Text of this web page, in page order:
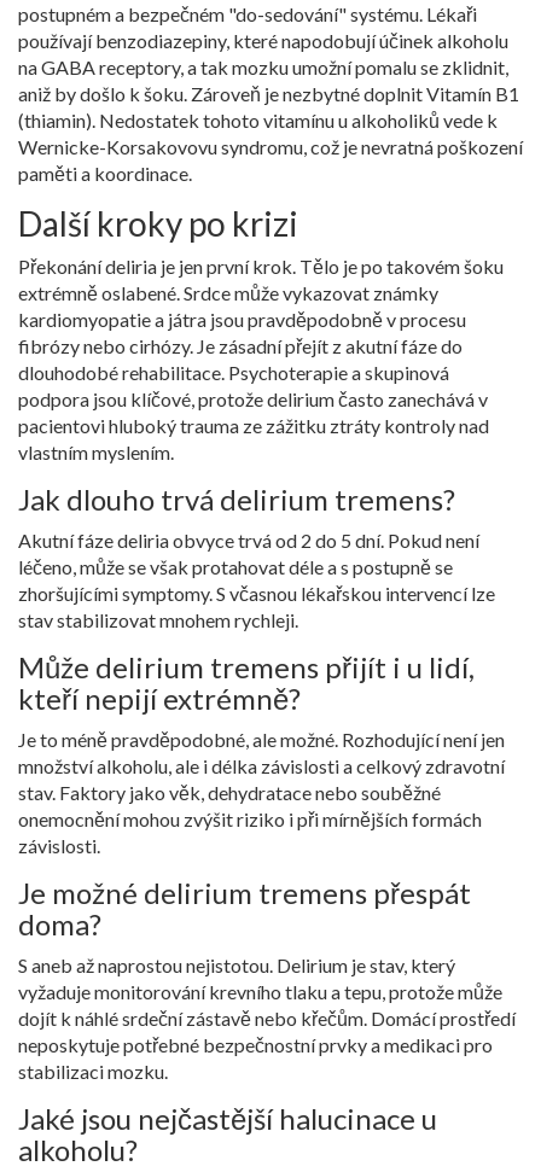
postupném a bezpečném "do-sedování" systému. Lékaři
používají benzodiazepiny, které napodobují účinek alkoholu
na GABA receptory, a tak mozku umožní pomalu se zklidnit,
aniž by došlo k šoku. Zároveň je nezbytné doplnitVitamín B1
(thiamin). Nedostatek tohoto vitamínu u alkoholiků vede k
Wernicke-Korsakovovu syndromu, což je nevratná poškození
paměti a koordinace.
Další kroky po krizi
Překonání deliria je jen první krok. Tělo je po takovém šoku
extrémně oslabené. Srdce může vykazovat známky
kardiomyopatie a játra jsou pravděpodobně v procesu
fibrózy nebo cirhózy. Je zásadní přejít z akutní fáze do
dlouhodobé rehabilitace. Psychoterapie a skupinová
podpora jsou klíčové, protože delirium často zanechává v
pacientovi hluboký trauma ze zážitku ztráty kontroly nad
vlastním myslením.
Jak dlouho trvá delirium tremens?
Akutní fáze deliria obvyce trvá od 2 do 5 dní. Pokud není
léčeno, může se však protahovat déle a s postupně se
zhoršujícími symptomy. S včasnou lékařskou intervencí lze
stav stabilizovat mnohem rychleji.
Může delirium tremens přijít i u lidí,
kteří nepijí extrémně?
Je to méně pravděpodobné, ale možné. Rozhodující není jen
množství alkoholu, ale i délka závislosti a celkový zdravotní
stav. Faktory jako věk, dehydratace nebo souběžné
onemocnění mohou zvýšit riziko i při mírnějších formách
závislosti.
Je možné delirium tremens přespát
doma?
S aneb až naprostou nejistotou. Delirium je stav, který
vyžaduje monitorování krevního tlaku a tepu, protože může
dojít k náhlé srdeční zástavě nebo křečům. Domácí prostředí
neposkytuje potřebné bezpečnostní prvky a medikaci pro
stabilizaci mozku.
Jaké jsou nejčastější halucinace u
alkoholu?